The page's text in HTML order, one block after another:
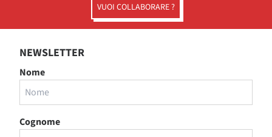
VUOI COLLABORARE ?
NEWSLETTER
Nome
Cognome